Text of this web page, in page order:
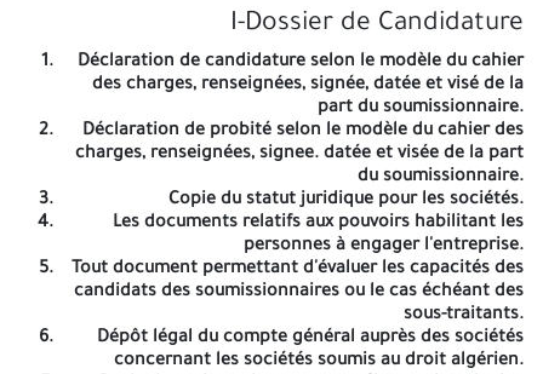
Les exposants peuvent assister à la séance plénière de
l'ouverture des plis qui se tiendra le même jour du depôt des
offres à (14h15). -Le présent avis est une invitation aux
soumissionnaires désirant assister à la séance plénière. -Tous les
soumissionnaires rencontrant des difficultés pour le retrait du
cahier des charges peuvent introduire une requête auprès de
Monsieur Le Président de l'APC d'Annaba. El Moudjahid/Pub ANEP
2623001662 du 04/03/2026 A -=-=-=-
REPUBLIQUE ALGERIENNE DEMOCRATIQUE
ET POPULAIRE
WILAYA DE ANNABA
COMMUNE DE ANNABA
I-Dossier de Candidature
Déclaration de candidature selon le modèle du cahier
des charges, renseignées, signée, datée et visé de la
part du soumissionnaire.
Déclaration de probité selon le modèle du cahier des
charges, renseignées, signee. datée et visée de la part
du soumissionnaire.
Copie du statut juridique pour les sociétés.
Les documents relatifs aux pouvoirs habilitant les
personnes à engager l'entreprise.
Tout document permettant d'évaluer les capacités des
candidats des soumissionnaires ou le cas échéant des
sous-traitants.
Dépôt légal du compte général auprès des sociétés
concernant les sociétés soumis au droit algérien.